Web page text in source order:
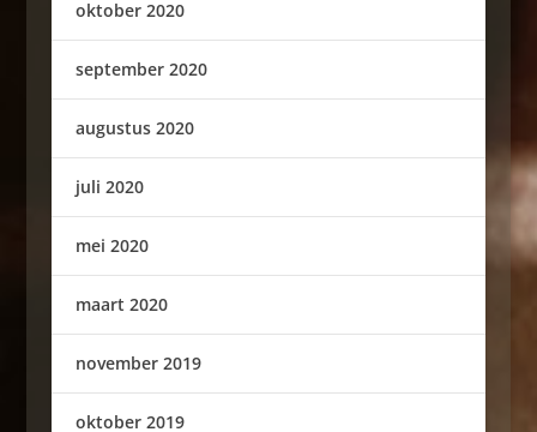
oktober 2020
september 2020
augustus 2020
juli 2020
mei 2020
maart 2020
november 2019
oktober 2019